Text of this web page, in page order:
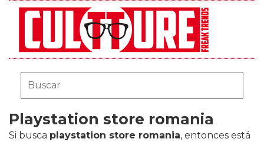
Playstation store romania
Si busca playstation store romania, entonces está